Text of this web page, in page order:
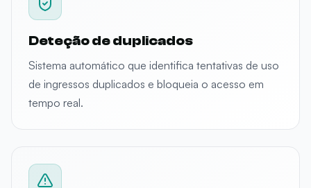
Deteção de duplicados
Sistema automático que identifica tentativas de uso
de ingressos duplicados e bloqueia o acesso em
tempo real.